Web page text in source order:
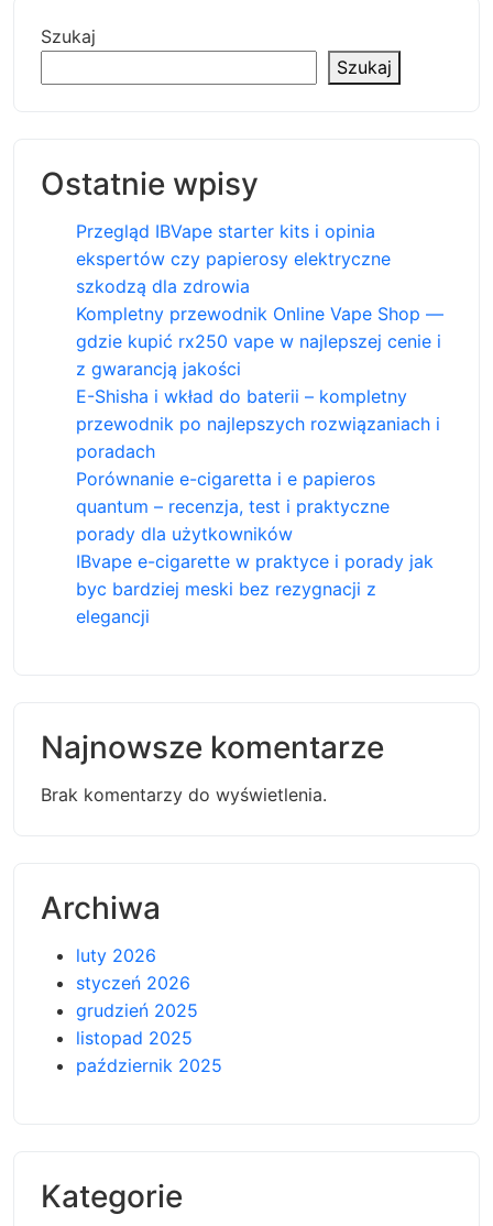
Szukaj
Szukaj
Ostatnie wpisy
Przegląd IBVape starter kits i opinia
ekspertów czy papierosy elektryczne
szkodzą dla zdrowia
Kompletny przewodnik Online Vape Shop —
gdzie kupić rx250 vape w najlepszej cenie i
z gwarancją jakości
E-Shisha i wkład do baterii – kompletny
przewodnik po najlepszych rozwiązaniach i
poradach
Porównanie e-cigaretta i e papieros
quantum – recenzja, test i praktyczne
porady dla użytkowników
IBvape e-cigarette w praktyce i porady jak
byc bardziej meski bez rezygnacji z
elegancji
Najnowsze komentarze
Brak komentarzy do wyświetlenia.
Archiwa
luty 2026
styczeń 2026
grudzień 2025
listopad 2025
październik 2025
Kategorie